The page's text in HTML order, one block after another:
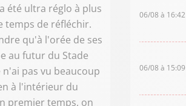
été ultra réglo à plus
temps de réfléchir.
qu'à l'orée de ses
au futur du Stade
pas vu beaucoup
à l'intérieur du
premier temps, on
06/08 à 16:42
06/08 à 15:09